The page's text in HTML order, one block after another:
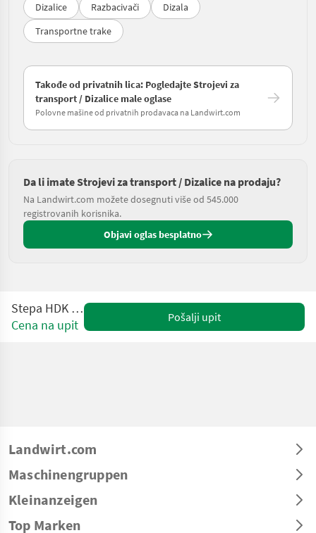
Dizalice Razbacivači
Dizala
Transportne trake
Takođe od privatnih lica: Pogledajte Strojevi za
transport / Dizalice male oglase
Polovne mašine od privatnih prodavaca na Landwirt.com
Da li imate Strojevi za transport / Dizalice na prodaju?
Na Landwirt.com možete dosegnuti više od 545.000
registrovanih korisnika.
Objavi oglas besplatno
Stepa HDK 5010ES
Cena na upit
Pošalji upit
Landwirt.com
Maschinengruppen
Kleinanzeigen
Top Marken